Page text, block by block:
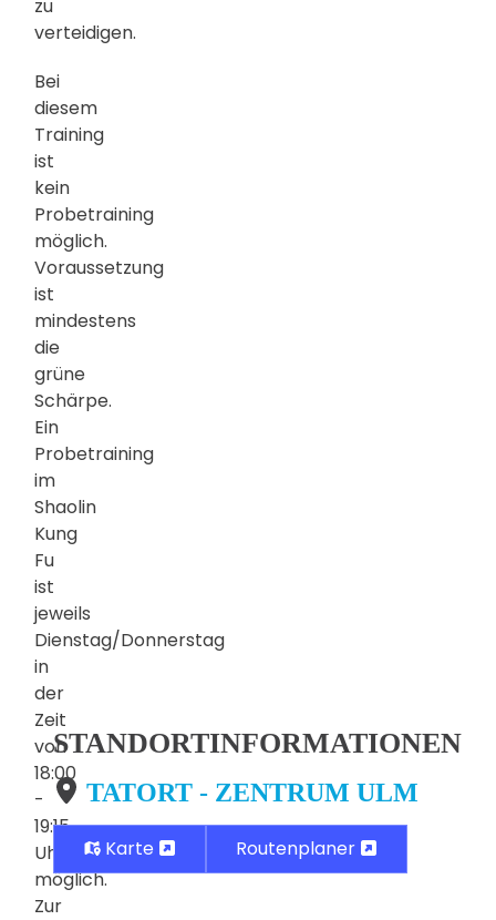
zu
verteidigen.
Bei
diesem
Training
ist
kein
Probetraining
möglich.
Voraussetzung
ist
mindestens
die
grüne
Schärpe.
Ein
Probetraining
im
Shaolin
Kung
Fu
ist
jeweils
Dienstag/Donnerstag
in
der
Zeit
von
18:00
-
19:15
Uhr
möglich.
Zur
STANDORTINFORMATIONEN
TATORT - ZENTRUM ULM
Karte Routenplaner